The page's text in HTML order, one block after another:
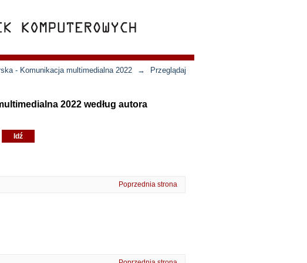
- Komunikacja multimedialna 2022 →
Przeglądaj
2022 według autora
Poprzednia strona